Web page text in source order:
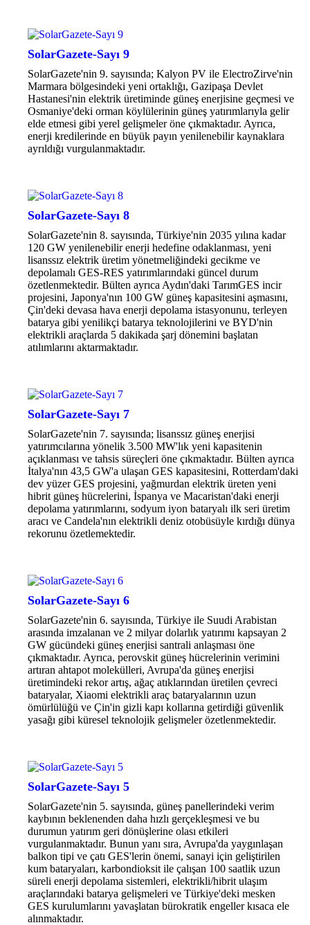
SolarGazete-Sayı 9
SolarGazete'nin 9. sayısında; Kalyon PV ile ElectroZirve'nin
Marmara bölgesindeki yeni ortaklığı, Gazipaşa Devlet
Hastanesi'nin elektrik üretiminde güneş enerjisine geçmesi ve
Osmaniye'deki orman köylülerinin güneş yatırımlarıyla gelir
elde etmesi gibi yerel gelişmeler öne çıkmaktadır. Ayrıca,
enerji kredilerinde en büyük payın yenilenebilir kaynaklara
ayrıldığı vurgulanmaktadır.
SolarGazete-Sayı 8
SolarGazete'nin 8. sayısında, Türkiye'nin 2035 yılına kadar
120 GW yenilenebilir enerji hedefine odaklanması, yeni
lisanssız elektrik üretim yönetmeliğindeki gecikme ve
depolamalı GES-RES yatırımlarındaki güncel durum
özetlenmektedir. Bülten ayrıca Aydın'daki TarımGES incir
projesini, Japonya'nın 100 GW güneş kapasitesini aşmasını,
Çin'deki devasa hava enerji depolama istasyonunu, terleyen
batarya gibi yenilikçi batarya teknolojilerini ve BYD'nin
elektrikli araçlarda 5 dakikada şarj dönemini başlatan
atılımlarını aktarmaktadır.
SolarGazete-Sayı 7
SolarGazete'nin 7. sayısında; lisanssız güneş enerjisi
yatırımcılarına yönelik 3.500 MW'lık yeni kapasitenin
açıklanması ve tahsis süreçleri öne çıkmaktadır. Bülten ayrıca
İtalya'nın 43,5 GW'a ulaşan GES kapasitesini, Rotterdam'daki
dev yüzer GES projesini, yağmurdan elektrik üreten yeni
hibrit güneş hücrelerini, İspanya ve Macaristan'daki enerji
depolama yatırımlarını, sodyum iyon bataryalı ilk seri üretim
aracı ve Candela'nın elektrikli deniz otobüsüyle kırdığı dünya
rekorunu özetlemektedir.
SolarGazete-Sayı 6
SolarGazete'nin 6. sayısında, Türkiye ile Suudi Arabistan
arasında imzalanan ve 2 milyar dolarlık yatırımı kapsayan 2
GW gücündeki güneş enerjisi santrali anlaşması öne
çıkmaktadır. Ayrıca, perovskit güneş hücrelerinin verimini
artıran ahtapot molekülleri, Avrupa'da güneş enerjisi
üretimindeki rekor artış, ağaç atıklarından üretilen çevreci
bataryalar, Xiaomi elektrikli araç bataryalarının uzun
ömürlülüğü ve Çin'in gizli kapı kollarına getirdiği güvenlik
yasağı gibi küresel teknolojik gelişmeler özetlenmektedir.
SolarGazete-Sayı 5
SolarGazete'nin 5. sayısında, güneş panellerindeki verim
kaybının beklenenden daha hızlı gerçekleşmesi ve bu
durumun yatırım geri dönüşlerine olası etkileri
vurgulanmaktadır. Bunun yanı sıra, Avrupa'da yaygınlaşan
balkon tipi ve çatı GES'lerin önemi, sanayi için geliştirilen
kum bataryaları, karbondioksit ile çalışan 100 saatlik uzun
süreli enerji depolama sistemleri, elektrikli/hibrit ulaşım
araçlarındaki batarya gelişmeleri ve Türkiye'deki mesken
GES kurulumlarını yavaşlatan bürokratik engeller kısaca ele
alınmaktadır.